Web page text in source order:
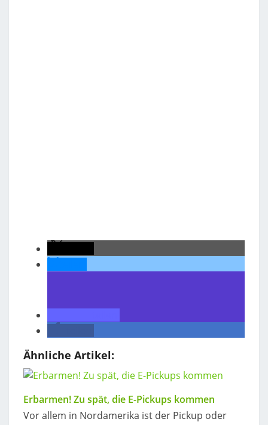
Ähnliche Artikel:
Erbarmen! Zu spät, die E-Pickups kommen
Vor allem in Nordamerika ist der Pickup oder